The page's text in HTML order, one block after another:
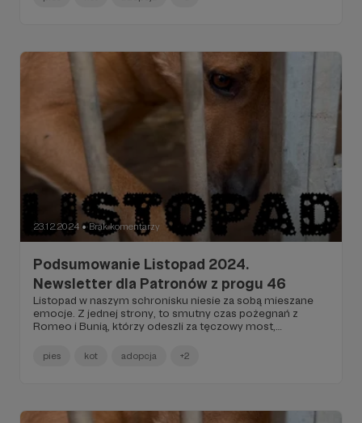
starań odeszła, pokazuje, jak trudne są wyzwania, z którymi
nadają sens naszej pracy i motywują do dalszej walki. To
przypomnienie, że każde małe zwycięstwo ma znaczenie
w dążeniu do lepszego jutra dla wszystkich zwierząt.
23.12.2024 ● Brak komentarzy
Podsumowanie Listopad 2024.
Newsletter dla Patronów z progu 46
Listopad w naszym schronisku niesie za sobą mieszane
emocje. Z jednej strony, to smutny czas pożegnań z
Romeo i Bunią, którzy odeszli za tęczowy most,
domów na zawsze. Tragiczny los Mai, która mimo naszych
starań odeszła, pokazuje, jak trudne są wyzwania, z którymi
nadają sens naszej pracy i motywują do dalszej walki. To
pies kot adopcja +2